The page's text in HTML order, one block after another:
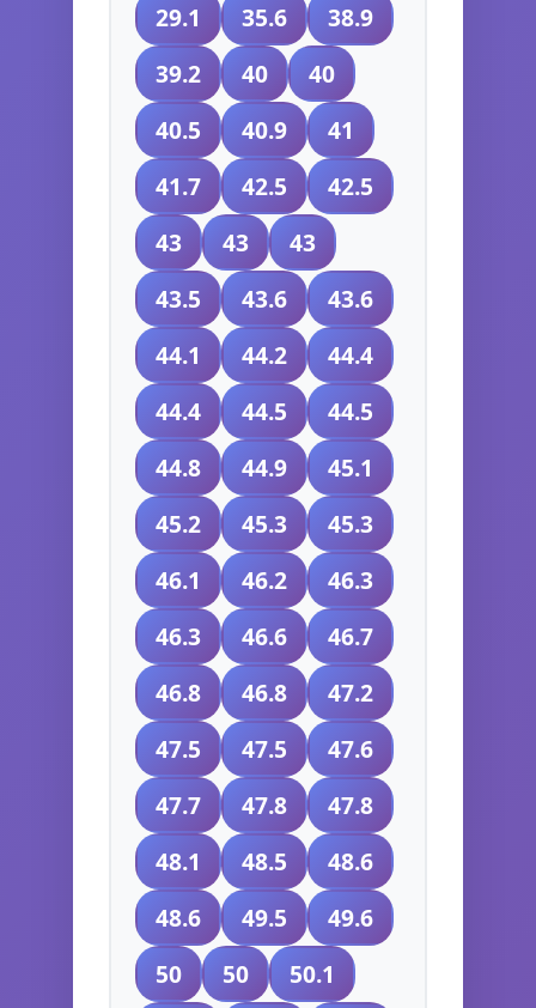
29.1 35.6
38.9
39.2
40
40
40.5
40.9
41
41.7
42.5
42.5
43
43
43
43.5
43.6
43.6
44.1
44.2
44.4
44.4
44.5
44.5
44.8
44.9
45.1
45.2
45.3
45.3
46.1
46.2
46.3
46.3
46.6
46.7
46.8
46.8
47.2
47.5
47.5
47.6
47.7
47.8
47.8
48.1
48.5
48.6
48.6
49.5
49.6
50
50
50.1